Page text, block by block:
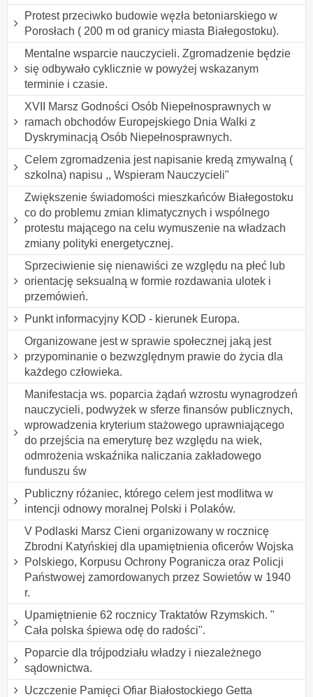
Protest przeciwko budowie węzła betoniarskiego w
Porosłach ( 200 m od granicy miasta Białegostoku).
Mentalne wsparcie nauczycieli. Zgromadzenie będzie
się odbywało cyklicznie w powyżej wskazanym
terminie i czasie.
XVII Marsz Godności Osób Niepełnosprawnych w
ramach obchodów Europejskiego Dnia Walki z
Dyskryminacją Osób Niepełnosprawnych.
Celem zgromadzenia jest napisanie kredą zmywalną (
szkolna) napisu ,, Wspieram Nauczycieli"
Zwiększenie świadomości mieszkańców Białegostoku
co do problemu zmian klimatycznych i wspólnego
protestu mającego na celu wymuszenie na władzach
zmiany polityki energetycznej.
Sprzeciwienie się nienawiści ze względu na płeć lub
orientację seksualną w formie rozdawania ulotek i
przemówień.
Punkt informacyjny KOD - kierunek Europa.
Organizowane jest w sprawie społecznej jaką jest
przypominanie o bezwzględnym prawie do życia dla
każdego człowieka.
Manifestacja ws. poparcia żądań wzrostu wynagrodzeń
nauczycieli, podwyżek w sferze finansów publicznych,
wprowadzenia kryterium stażowego uprawniającego
do przejścia na emeryturę bez względu na wiek,
odmrożenia wskaźnika naliczania zakładowego
funduszu św
Publiczny różaniec, którego celem jest modlitwa w
intencji odnowy moralnej Polski i Polaków.
V Podlaski Marsz Cieni organizowany w rocznicę
Zbrodni Katyńskiej dla upamiętnienia oficerów Wojska
Polskiego, Korpusu Ochrony Pogranicza oraz Policji
Państwowej zamordowanych przez Sowietów w 1940
r.
Upamiętnienie 62 rocznicy Traktatów Rzymskich. "
Cała polska śpiewa odę do radości".
Poparcie dla trójpodziału władzy i niezależnego
sądownictwa.
Uczczenie Pamięci Ofiar Białostockiego Getta